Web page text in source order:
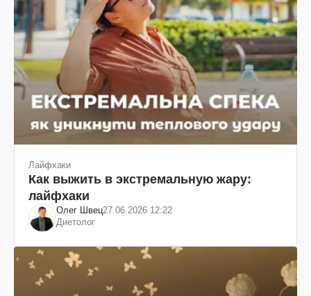
Лайфхаки
Как выжить в экстремальную жару:
лайфхаки
Олег Швец27.06.2026 12:22
Диетолог